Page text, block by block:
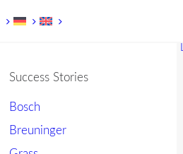
Success Stories
Bosch
Breuninger